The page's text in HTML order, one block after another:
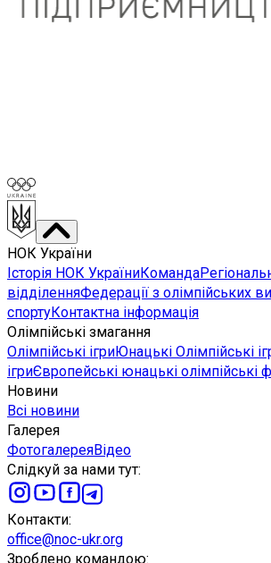
НОК України
Історія НОК УкраїниКоманда
відділенняФедерації з олімпійських
спортуКонтактна інформація
Олімпійські змагання
Олімпійські ігриЮнацькі Олімпійські
ігриЄвропейські юнацькі олімпійські
Новини
Всі новини
Галерея
ФотогалереяВідео
Слідкуй за нами тут:
Контакти:
office@noc-ukr.org
Зроблено командою: